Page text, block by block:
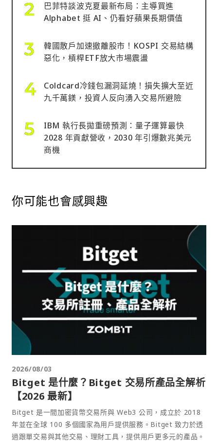
巴菲特談波克夏最新布局：主導買進
Alphabet 挺 AI、仍看好蘋果長期價值
韓國散戶加速撤離股市！KOSPI 交易結構
惡化，槓桿ETF放大市場震盪
Coldcard冷錢包漏洞延燒！損失擴大至近
九千萬鎂，投資人反向湧入交易所避險
IBM 執行長拋重磅預測：量子運算最快
2028 年貢獻營收，2030 年引爆數兆美元
商機
你可能也會感興趣
2026/08/03
Bitget 是什麼？Bitget 交易所產品全解析
【2026 最新】
Bitget 是一間加密貨幣交易所與 Web3 公司，成立於 2018
年並在全球 100 多個國家為用戶提供服務。Bitget 致力於透
過跟單交易與其他交易、理財工具，提供用戶更多元的產品。